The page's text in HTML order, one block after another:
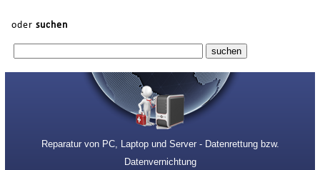
oder suchen
Reparatur von PC, Laptop und Server - Datenrettung bzw.
Datenvernichtung